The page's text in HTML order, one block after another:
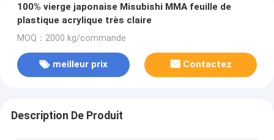
100% vierge japonaise Misubishi MMA feuille de
plastique acrylique très claire
MOQ：2000 kg/commande
meilleur prix Contactez
Description De Produit